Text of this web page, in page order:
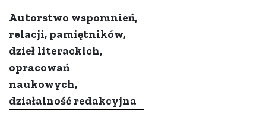
Autorstwo wspomnień,
relacji, pamiętników,
dzieł literackich,
opracowań
naukowych,
działalność redakcyjna